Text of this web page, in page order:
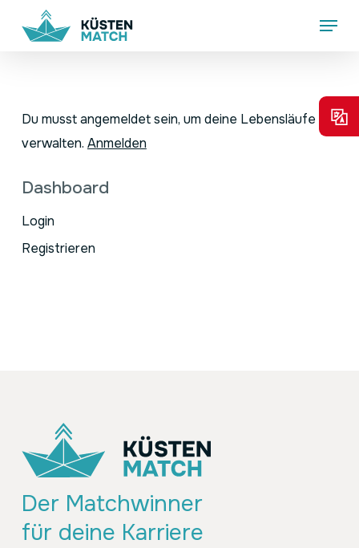
Menu
Du musst angemeldet sein, um deine Lebensläufe zu
verwalten. Anmelden
Dashboard
Login
Registrieren
Der Matchwinner
für deine Karriere